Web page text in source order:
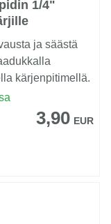
1/4"
ja säästä
kärjenpitimellä.
3,90 EUR